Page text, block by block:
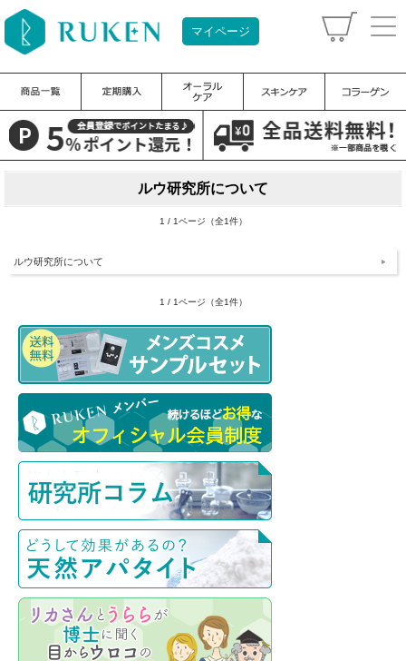
マイページ
ルウ研究所について
1 / 1ページ（全1件）
ルウ研究所について
1 / 1ページ（全1件）